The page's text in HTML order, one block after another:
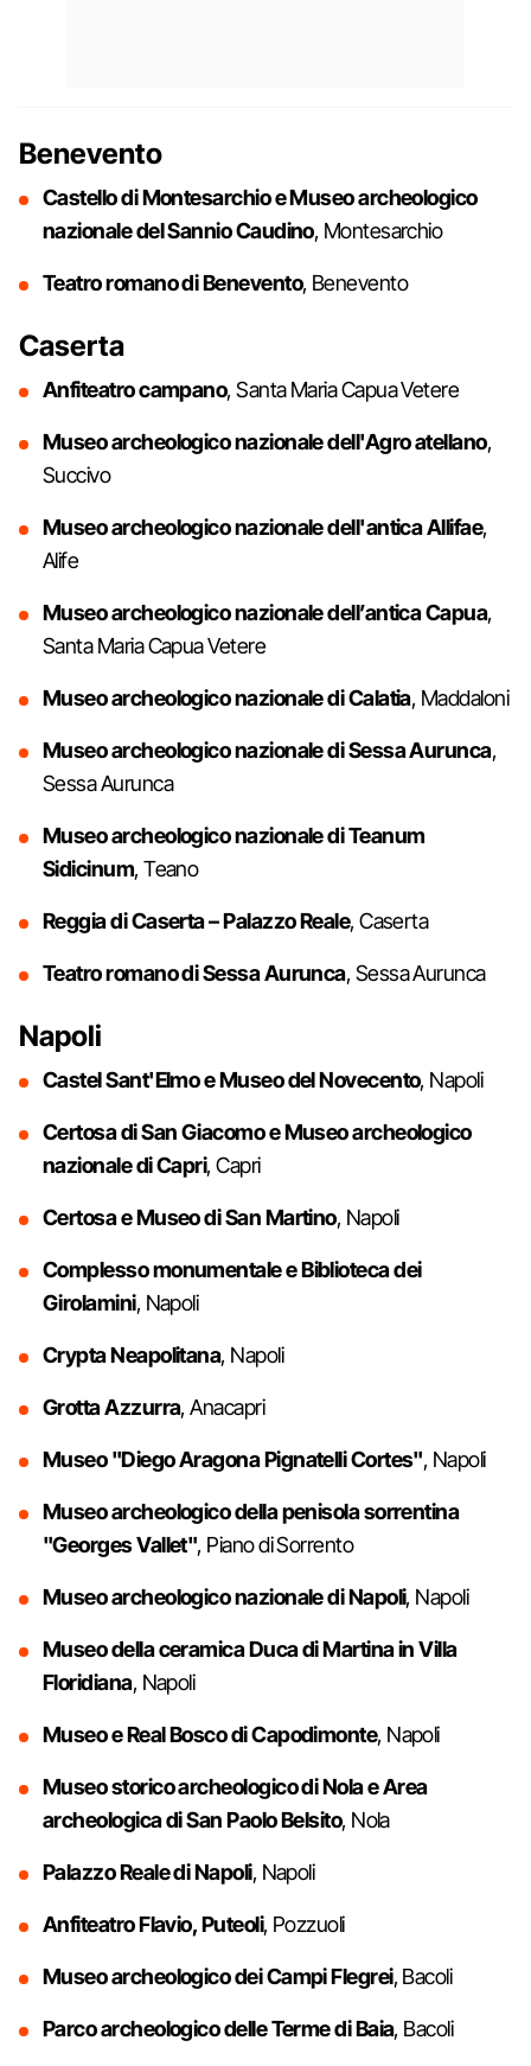
Benevento
Castello di Montesarchio e Museo archeologico
nazionale del Sannio Caudino, Montesarchio
Teatro romano di Benevento, Benevento
Caserta
Anfiteatro campano, Santa Maria Capua Vetere
Museo archeologico nazionale dell'Agro atellano,
Succivo
Museo archeologico nazionale dell'antica Allifae,
Alife
Museo archeologico nazionale dell’antica Capua,
Santa Maria Capua Vetere
Museo archeologico nazionale di Calatia, Maddaloni
Museo archeologico nazionale di Sessa Aurunca,
Sessa Aurunca
Museo archeologico nazionale di Teanum
Sidicinum, Teano
Reggia di Caserta – Palazzo Reale, Caserta
Teatro romano di Sessa Aurunca, Sessa Aurunca
Napoli
Castel Sant'Elmo e Museo del Novecento, Napoli
Certosa di San Giacomo e Museo archeologico
nazionale di Capri, Capri
Certosa e Museo di San Martino, Napoli
Complesso monumentale e Biblioteca dei
Girolamini, Napoli
Crypta Neapolitana, Napoli
Grotta Azzurra, Anacapri
Museo "Diego Aragona Pignatelli Cortes", Napoli
Museo archeologico della penisola sorrentina
"Georges Vallet", Piano di Sorrento
Museo archeologico nazionale di Napoli, Napoli
Museo della ceramica Duca di Martina in Villa
Floridiana, Napoli
Museo e Real Bosco di Capodimonte, Napoli
Museo storico archeologico di Nola e Area
archeologica di San Paolo Belsito, Nola
Palazzo Reale di Napoli, Napoli
Anfiteatro Flavio, Puteoli, Pozzuoli
Museo archeologico dei Campi Flegrei, Bacoli
Parco archeologico delle Terme di Baia, Bacoli